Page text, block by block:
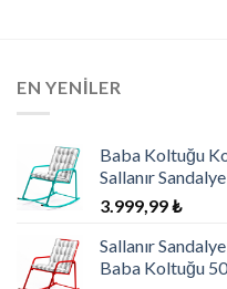
EN YENILER
Baba Koltuğu
Sallanır
3.999,99₺
Sallanır
Baba Koltuğu